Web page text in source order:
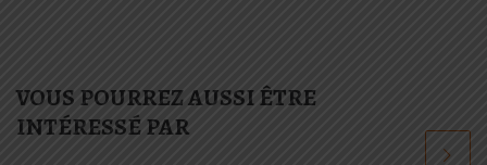
VOUS POURREZ AUSSI ÊTRE
INTÉRESSÉ PAR